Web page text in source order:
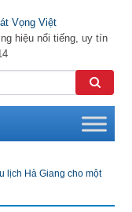
Vọng Việt
hiệu nổi tiếng, uy tín
lịch Hà Giang cho một